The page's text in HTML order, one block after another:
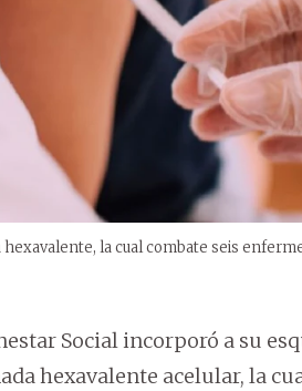
la cual combate seis
Social incorporó a su
hexavalente acelular, la